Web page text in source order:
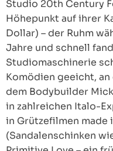
Studio 20th Century
Höhepunkt auf ihrer
Dollar) – der Ruhm
Jahre und schnell
Studiomaschinerie
Komödien geeicht, an
dem Bodybuilder
in zahlreichen Italo-
in Grützefilmen made
(Sandalenschinken